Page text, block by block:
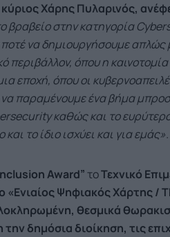
κύριος Χάρης Πυλαρινός,
βραβείο στην κατηγορία
να δημιουργήσουμε απλώς
όπου η
εποχή, όπου οι
παραμένουμε ένα βήμα
καθώς και το
το ίδιο ισχύει και για εμάς».
Award”τοΤεχνικό
«Ενιαίος Ψηφιακός Χάρτης /
θεσμικά
δημόσια διοίκηση, τις